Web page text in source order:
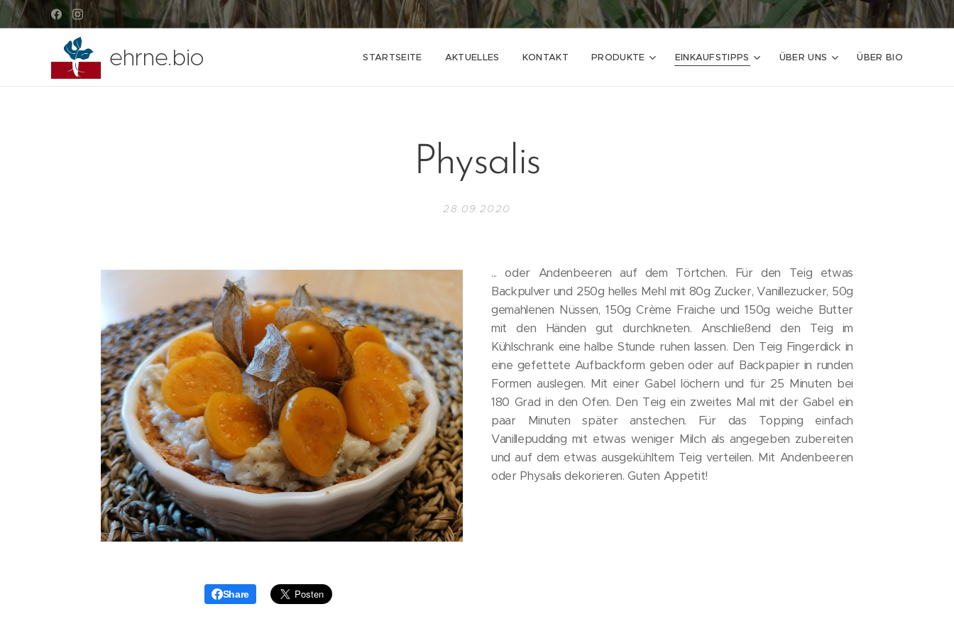
ehrne.bio STARTSEITE AKTUELLES KONTAKT PRODUKTE EINKAUFSTIPPS ÜBER UNS ÜBER BIO
Physalis
28.09.2020
... oder Andenbeeren auf dem Törtchen. Für den Teig etwas
Backpulver und 250g helles Mehl mit 80g Zucker, Vanillezucker, 50g
gemahlenen Nüssen, 150g Crème Fraiche und 150g weiche Butter
mit den Händen gut durchkneten. Anschließend den Teig im
Kühlschrank eine halbe Stunde ruhen lassen. Den Teig Fingerdick in
eine gefettete Aufbackform geben oder auf Backpapier in runden
Formen auslegen. Mit einer Gabel löchern und für 25 Minuten bei
180 Grad in den Ofen. Den Teig ein zweites Mal mit der Gabel ein
paar Minuten später anstechen. Für das Topping einfach
Vanillepudding mit etwas weniger Milch als angegeben zubereiten
und auf dem etwas ausgekühltem Teig verteilen. Mit Andenbeeren
oder Physalis dekorieren. Guten Appetit!
Share